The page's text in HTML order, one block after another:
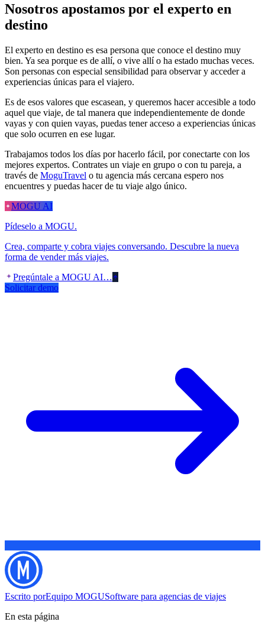
Nosotros apostamos por el experto en
destino
El experto en destino es esa persona que conoce el destino muy
bien. Ya sea porque es de allí, o vive allí o ha estado muchas veces.
Son personas con especial sensibilidad para observar y acceder a
experiencias únicas para el viajero.
Es de esos valores que escasean, y queremos hacer accesible a todo
aquel que viaje, de tal manera que independientemente de donde
vayas y con quien vayas, puedas tener acceso a experiencias únicas
que solo ocurren en ese lugar.
Trabajamos todos los días por hacerlo fácil, por conectarte con los
mejores expertos. Contrates un viaje en grupo o con tu pareja, a
través de MoguTravel o tu agencia más cercana espero nos
encuentres y puedas hacer de tu viaje algo único.
MOGU AI
Pídeselo a MOGU.
Crea, comparte y cobra viajes conversando. Descubre la nueva
forma de vender más viajes.
Pregúntale a MOGU AI…
Solicitar demo
Escrito porEquipo MOGUSoftware para agencias de viajes
En esta página